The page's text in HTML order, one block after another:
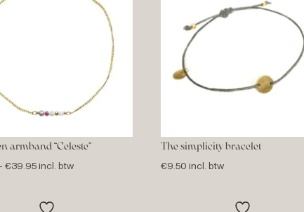
armband “Celeste”
- €39.95Prijsklasse:
tot
incl. btw
The simplicity bracelet
€9.50 incl. btw